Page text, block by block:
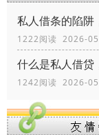
私人借条的陷阱
1222阅读 2026-
什么是私人借贷
1242阅读 2026-